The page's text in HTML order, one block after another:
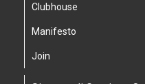
Clubhouse
Manifesto
Join